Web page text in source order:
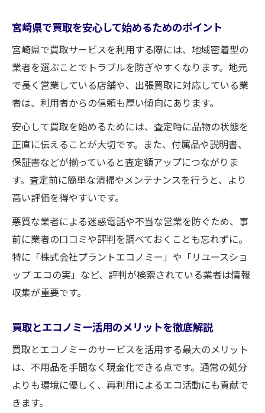
ク
エコノミーを使った買取の流れと注意点
スムーズな買取現金化のための準備方法
プラントエコノミー買取の具体的な手順と
は
高価買取を実現するための準備とは
買取額アップに欠かせない事前準備のコツ
高価買取を目指すなら押さえるべきポイン
ト
エコノミー買取で価格交渉を有利に進める
方法
リユースショップ評判を活かした準備術
買取相場を調べて納得現金化を実現する方
法
買取サービス選びで注意したいポイント
株式会社プラントエコノミー買取の注意点
買取サービス選びで比較すべき重要項目
宮崎県で買取を安心して始めるためのポイント
宮崎県で買取サービスを利用する際には、地域密着型の
業者を選ぶことでトラブルを防ぎやすくなります。地元
で長く営業している店舗や、出張買取に対応している業
者は、利用者からの信頼も厚い傾向にあります。
安心して買取を始めるためには、査定時に品物の状態を
正直に伝えることが大切です。また、付属品や説明書、
保証書などが揃っていると査定額アップにつながりま
す。査定前に簡単な清掃やメンテナンスを行うと、より
高い評価を得やすいです。
悪質な業者による迷惑電話や不当な営業を防ぐため、事
前に業者の口コミや評判を調べておくことも忘れずに。
特に「株式会社プラントエコノミー」や「リユースショ
ップ エコの実」など、評判が検索されている業者は情報
収集が重要です。
買取とエコノミー活用のメリットを徹底解説
買取とエコノミーのサービスを活用する最大のメリット
は、不用品を手間なく現金化できる点です。通常の処分
よりも環境に優しく、再利用によるエコ活動にも貢献で
きます。